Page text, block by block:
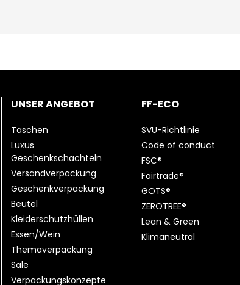
UNSER ANGEBOT
Taschen
Luxus
Geschenkschachteln
Versandverpackung
Geschenkverpackung
Beutel
Kleiderschutzhüllen
Essen/Wein
Themaverpackung
Sale
Verpackungskonzepte
FF-ECO
SVU-Richtlinie
Code of conduct
FSC®
Fairtrade®
GOTS®
ZEROTREE®
Lean & Green
Klimaneutral